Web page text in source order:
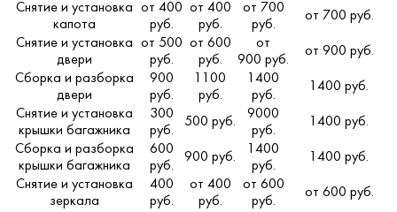
Снятие и установка
капота
от 400
руб.
от 400
руб.
от 700
руб.
от 700 руб.
Снятие и установка
двери
от 500
руб.
от 600
руб.
от
900 руб.
от 900 руб.
Сборка и разборка
двери
900
руб.
1100
руб.
1400
руб.
1400 руб.
Снятие и установка
крышки багажника
300
руб.
500 руб.
9000
руб.
1400 руб.
Сборка и разборка
крышки багажника
600
руб.
900 руб.
1400
руб.
1400 руб.
Снятие и установка
зеркала
400
руб.
от 400
руб.
от 600
руб.
от 600 руб.